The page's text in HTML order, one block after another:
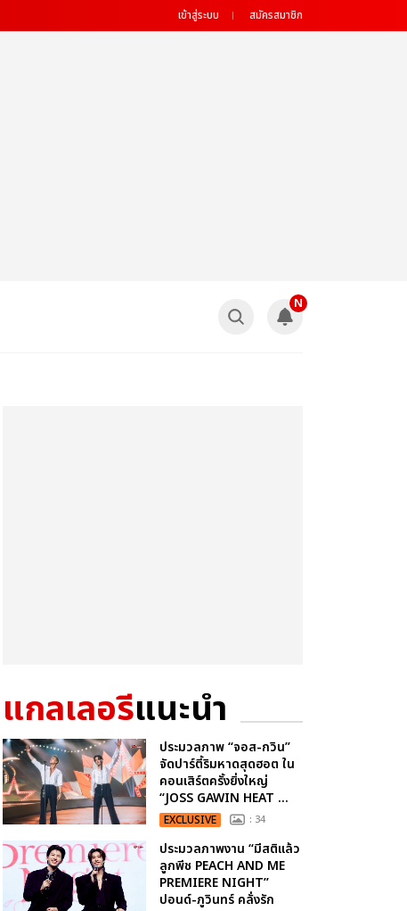
เข้าสู่ระบบ สมัครสมาชิก
N
แกลเลอรีแนะนำ
ประมวลภาพ “จอส-กวิน”
จัดปาร์ตี้ริมหาดสุดฮอต ใน
คอนเสิร์ตครั้งยิ่งใหญ่
“JOSS GAWIN HEAT ...
EXCLUSIVE : 34
ประมวลภาพงาน “มีสติแล้ว
ลูกพีช PEACH AND ME
PREMIERE NIGHT”
ปอนด์-ภูวินทร์ คลั่งรัก